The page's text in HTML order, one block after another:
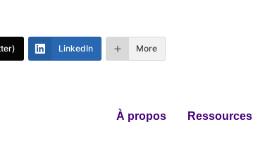
LinkedIn More
À propos Ressources